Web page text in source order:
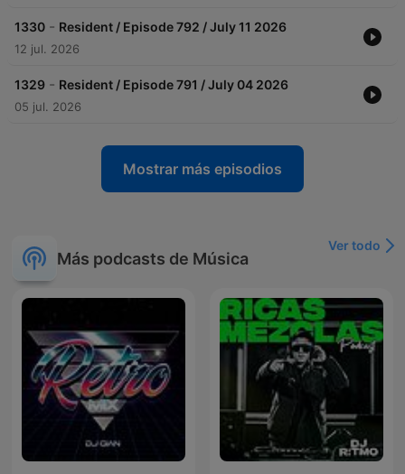
1330 - Resident / Episode 792 / July 11 2026
12 jul. 2026
1329 - Resident / Episode 791 / July 04 2026
05 jul. 2026
Mostrar más episodios
Más podcasts de Música
Ver todo